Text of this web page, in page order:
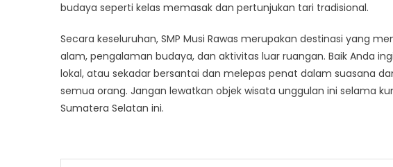
budaya seperti kelas memasak dan pertunjukan tari tradisional.
Secara keseluruhan, SMP Musi Rawas merupakan destinasi yang
alam, pengalaman budaya, dan aktivitas luar ruangan. Baik Anda
lokal, atau sekadar bersantai dan melepas penat dalam suasana
semua orang. Jangan lewatkan objek wisata unggulan ini selama
Sumatera Selatan ini.